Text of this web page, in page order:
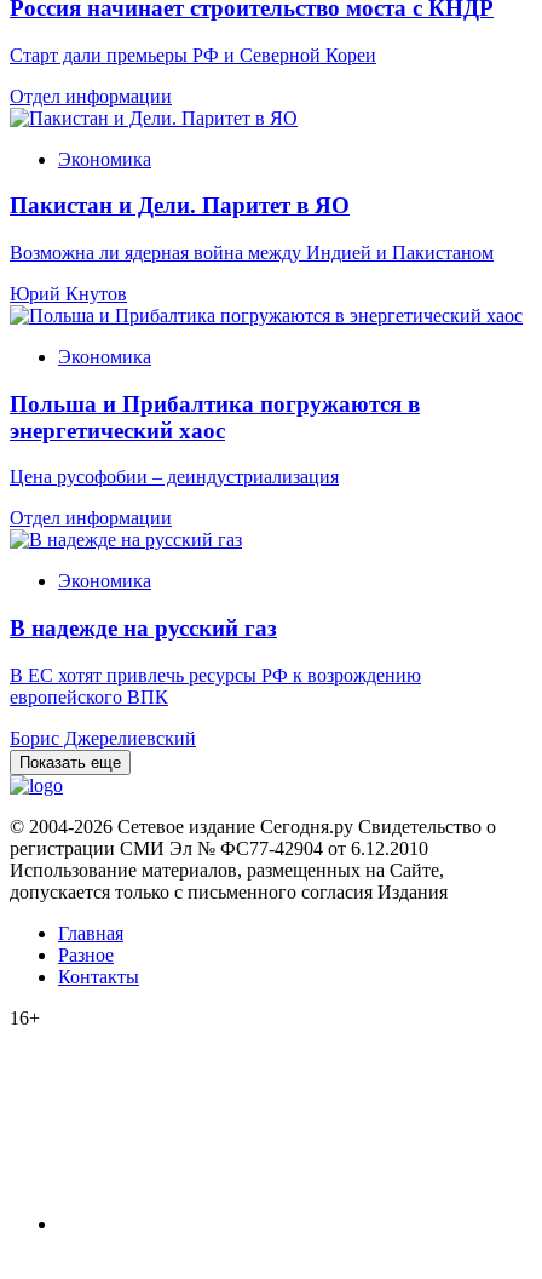
Россия начинает строительство моста с КНДР
Старт дали премьеры РФ и Северной Кореи
Отдел информации
Экономика
Пакистан и Дели. Паритет в ЯО
Возможна ли ядерная война между Индией и Пакистаном
Юрий Кнутов
Экономика
Польша и Прибалтика погружаются в
энергетический хаос
Цена русофобии – деиндустриализация
Отдел информации
Экономика
В надежде на русский газ
В ЕС хотят привлечь ресурсы РФ к возрождению
европейского ВПК
Борис Джерелиевский
Показать еще
© 2004-2026 Сетевое издание Сегодня.ру Свидетельство о
регистрации СМИ Эл № ФС77-42904 от 6.12.2010
Использование материалов, размещенных на Сайте,
допускается только с письменного согласия Издания
Главная
Разное
Контакты
16+